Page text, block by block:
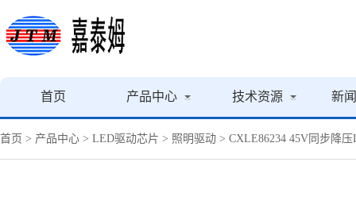
首页 产品中心 技术资源 新
首页 > 产品中心 > LED驱动芯片 > 照明驱动 > CXLE86234 45V同步降